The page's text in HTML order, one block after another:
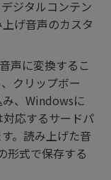
ジタルコンテン
げ音声のカスタ
声に変換するこ
クリップボー
み、Windowsに
応するサードパ
。読み上げた音
形式で保存する